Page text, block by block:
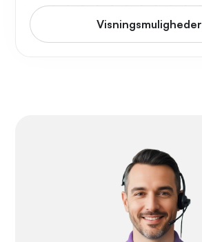
Visningsmuligheder